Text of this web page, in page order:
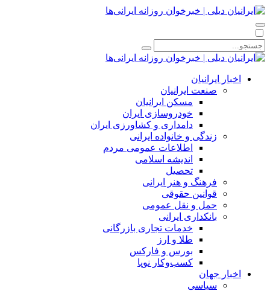
اخبار ایرانیان
صنعت ایرانیان
مسکن ایرانیان
خودروسازی ایران
دامداری و کشاورزی ایران
زندگی و خانواده ایرانی
اطلاعات عمومی مردم
اندیشه اسلامی
تحصیل
فرهنگ و هنر ایرانی
قوانین حقوقی
حمل و نقل عمومی
بانکداری ایرانی
خدمات تجاری بازرگانی
طلا و ارز
بورس و فارکس
کسب‌وکار نوپا
اخبار جهان
سیاسی